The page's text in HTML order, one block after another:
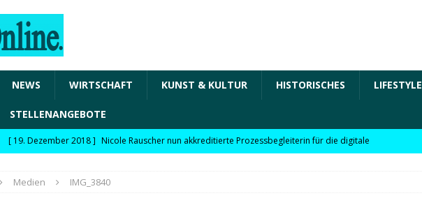
NEWS WIRTSCHAFT KUNST & KULTUR HISTORISCHES LIFESTYLE
STELLENANGEBOTE
[ 19. Dezember 2018 ] Nicole Rauscher nun akkreditierte Prozessbegleiterin für die digitale
WIRTSCHAFT
Medien IMG_3840